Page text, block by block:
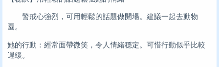
警戒心強烈，可用輕鬆的話題做開場。建議一起去動物
園。
她的行動：經常面帶微笑，令人情緒穩定。可惜行動似乎比較
遲緩。